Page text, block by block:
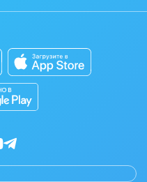
услуги
шоу-бизнес